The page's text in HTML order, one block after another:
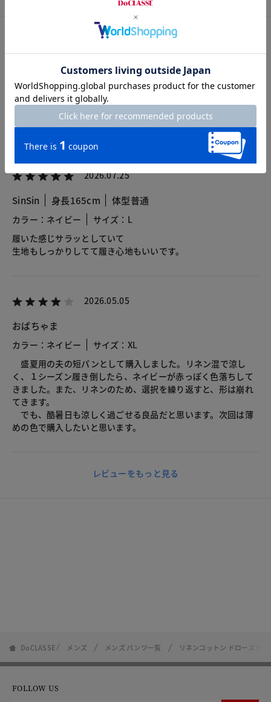
カスタマーレビュー
4.6 3レビュー
2026.07.25
SinSin 身長165cm 体型普通
カラー：ネイビー
サイズ：L
履いた感じサラッとしていて
生地もしっかりしてて履き心地もいいです。
2026.05.05
おばちゃま
カラー：ネイビー
サイズ：XL
盛夏用の夫の短パンとして購入しました。リネン混で涼し
く、１シーズン履き倒したら、ネイビーが赤っぽく色落ちして
きました。また、リネンのため、選択を繰り返すと、形は崩れ
てきます。
でも、酷暑日も涼しく過ごせる良品だと思います。次回は薄
めの色で購入したいと思います。
レビューをもっと見る
DoCLASSE メンズ メンズ パンツ一覧 リネンコットン ドロースト
FOLLOW US